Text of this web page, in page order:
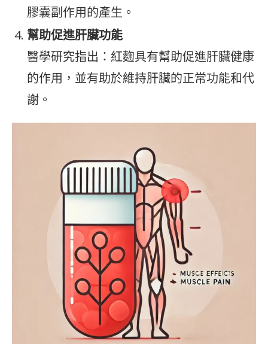
膠囊副作用的產生。
幫助促進肝臟功能
醫學研究指出：紅麴具有幫助促進肝臟健康
的作用，並有助於維持肝臟的正常功能和代
謝。